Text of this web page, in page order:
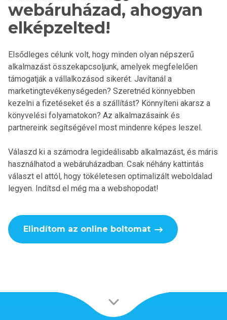
webáruházad, ahogyan
elképzelted!
Elsődleges célunk volt, hogy minden olyan népszerű
alkalmazást összekapcsoljunk, amelyek megfelelően
támogatják a vállalkozásod sikerét. Javítanál a
marketingtevékenységeden? Szeretnéd könnyebben
kezelni a fizetéseket és a szállítást? Könnyíteni akarsz a
könyvelési folyamatokon? Az alkalmazásaink és
partnereink segítségével most mindenre képes leszel.
Válaszd ki a számodra legideálisabb alkalmazást, és máris
használhatod a webáruházadban. Csak néhány kattintás
választ el attól, hogy tökéletesen optimalizált weboldalad
legyen. Indítsd el még ma a webshopodat!
Elindítom az online boltomat